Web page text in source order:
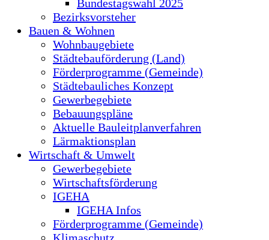
Bundestagswahl 2025
Bezirksvorsteher
Bauen & Wohnen
Wohnbaugebiete
Städtebauförderung (Land)
Förderprogramme (Gemeinde)
Städtebauliches Konzept
Gewerbegebiete
Bebauungspläne
Aktuelle Bauleitplanverfahren
Lärmaktionsplan
Wirtschaft & Umwelt
Gewerbegebiete
Wirtschaftsförderung
IGEHA
IGEHA Infos
Förderprogramme (Gemeinde)